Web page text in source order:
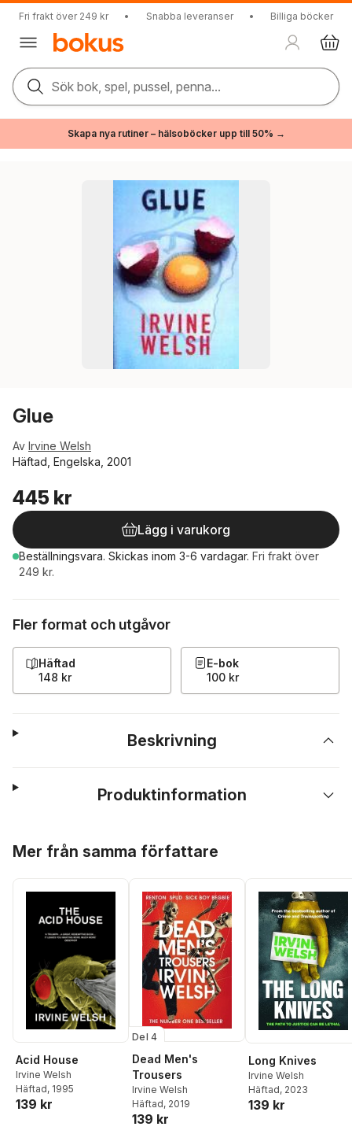
Fri frakt över 249 kr • Snabba leveranser • Billiga böcker
Sök bok, spel, pussel, penna...
Skapa nya rutiner – hälsoböcker upp till 50% →
Glue
Av Irvine Welsh
Häftad, Engelska, 2001
445 kr
Lägg i varukorg
Beställningsvara. Skickas inom 3-6 vardagar. Fri frakt över
249 kr.
Fler format och utgåvor
Häftad
148 kr
E-bok
100 kr
Beskrivning
Produktinformation
Mer från samma författare
Acid House
Irvine Welsh
Häftad, 1995
139 kr
Del 4
Dead Men's
Trousers
Irvine Welsh
Häftad, 2019
139 kr
Long Knives
Irvine Welsh
Häftad, 2023
139 kr